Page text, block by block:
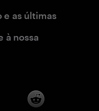
e as últimas
à nossa